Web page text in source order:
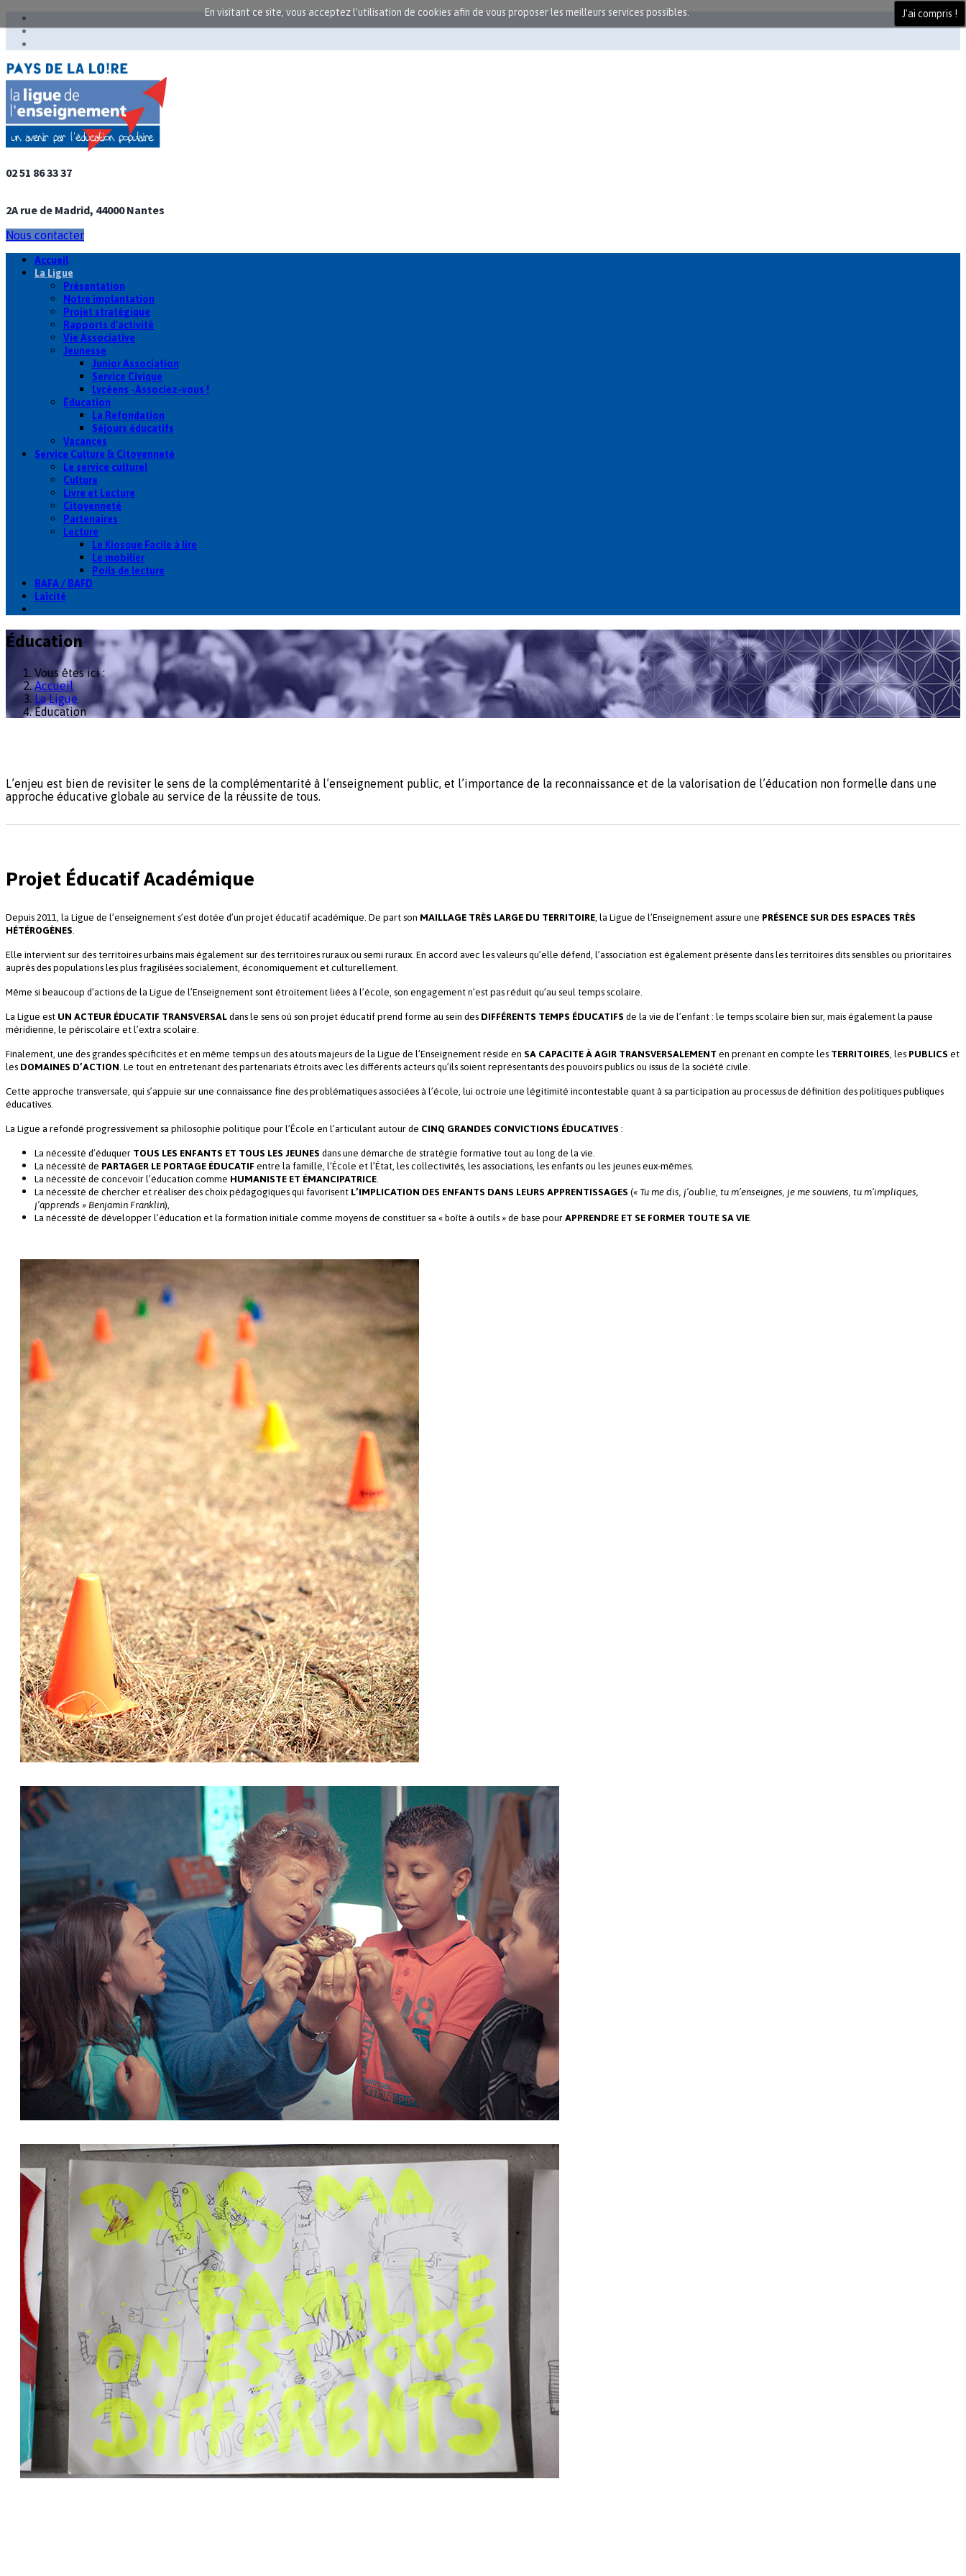
02 51 86 33 37
2A rue de Madrid, 44000 Nantes
Nous contacter
Accueil
La Ligue
Présentation
Notre implantation
Projet stratégique
Rapports d'activité
Vie Associative
Jeunesse
Junior Association
Service Civique
Lycéens -Associez-vous !
Éducation
La Refondation
Séjours éducatifs
Vacances
Service Culture & Citoyenneté
Le service culturel
Culture
Livre et Lecture
Citoyenneté
Partenaires
Lecture
Le Kiosque Facile à lire
Le mobilier
Poils de lecture
BAFA / BAFD
Laïcité
Éducation
Vous êtes ici :
Accueil
La Ligue
Éducation
L’enjeu est bien de revisiter le sens de la complémentarité à l’enseignement public, et l’importance de la reconnaissance et de la valorisation de l’éducation non formelle dans une
approche éducative globale au service de la réussite de tous.
Projet Éducatif Académique
Depuis 2011, la Ligue de l’enseignement s’est dotée d’un projet éducatif académique. De part son MAILLAGE TRÈS LARGE DU TERRITOIRE , la Ligue de l’Enseignement assure une PRÉSENCE SUR DES ESPACES TRÈS
HÉTÉROGÈNES
Elle intervient sur des territoires urbains mais également sur des territoires ruraux ou semi ruraux. En accord avec les valeurs qu’elle défend, l’association est également présente dans les territoires dits sensibles ou prioritaires
auprès des populations les plus fragilisées socialement, économiquement et culturellement.
Même si beaucoup d’actions de la Ligue de l’Enseignement sont étroitement liées à l’école, son engagement n’est pas réduit qu’au seul temps scolaire.
La Ligue est UN ACTEUR ÉDUCATIF TRANSVERSAL dans le sens où son projet éducatif prend forme au sein des DIFFÉRENTS TEMPS ÉDUCATIFS de la vie de l’enfant : le temps scolaire bien sur, mais également la pause
méridienne, le périscolaire et l’extra scolaire.
Finalement, une des grandes spécificités et en même temps un des atouts majeurs de la Ligue de l’Enseignement réside en SA CAPACITE À AGIR TRANSVERSALEMENT en prenant en compte les TERRITOIRES , les PUBLICS et
les DOMAINES D’ACTION . Le tout en entretenant des partenariats étroits avec les différents acteurs qu’ils soient représentants des pouvoirs publics ou issus de la société civile.
Cette approche transversale, qui s’appuie sur une connaissance fine des problématiques associées à l’école, lui octroie une légitimité incontestable quant à sa participation au processus de définition des politiques publiques
éducatives.
La Ligue a refondé progressivement sa philosophie politique pour l’École en l’articulant autour de CINQ GRANDES CONVICTIONS ÉDUCATIVES :
La nécessité d’éduquer TOUS LES ENFANTS ET TOUS LES JEUNES dans une démarche de stratégie formative tout au long de la vie.
La nécessité de PARTAGER LE PORTAGE ÉDUCATIF entre la famille, l’École et l’État, les collectivités, les associations, les enfants ou les jeunes eux-mêmes.
La nécessité de concevoir l’éducation comme HUMANISTE ET ÉMANCIPATRICE
La nécessité de chercher et réaliser des choix pédagogiques qui favorisent L’IMPLICATION DES ENFANTS DANS LEURS APPRENTISSAGES (« Tu me dis, j’oublie, tu m’enseignes, je me souviens, tu m’impliques,
j’apprends » Benjamin Franklin),
La nécessité de développer l’éducation et la formation initiale comme moyens de constituer sa « boîte à outils » de base pour APPRENDRE ET SE FORMER TOUTE SA VIE
En visitant ce site, vous acceptez l'utilisation de cookies afin de vous proposer les meilleurs services possibles. J'ai compris !